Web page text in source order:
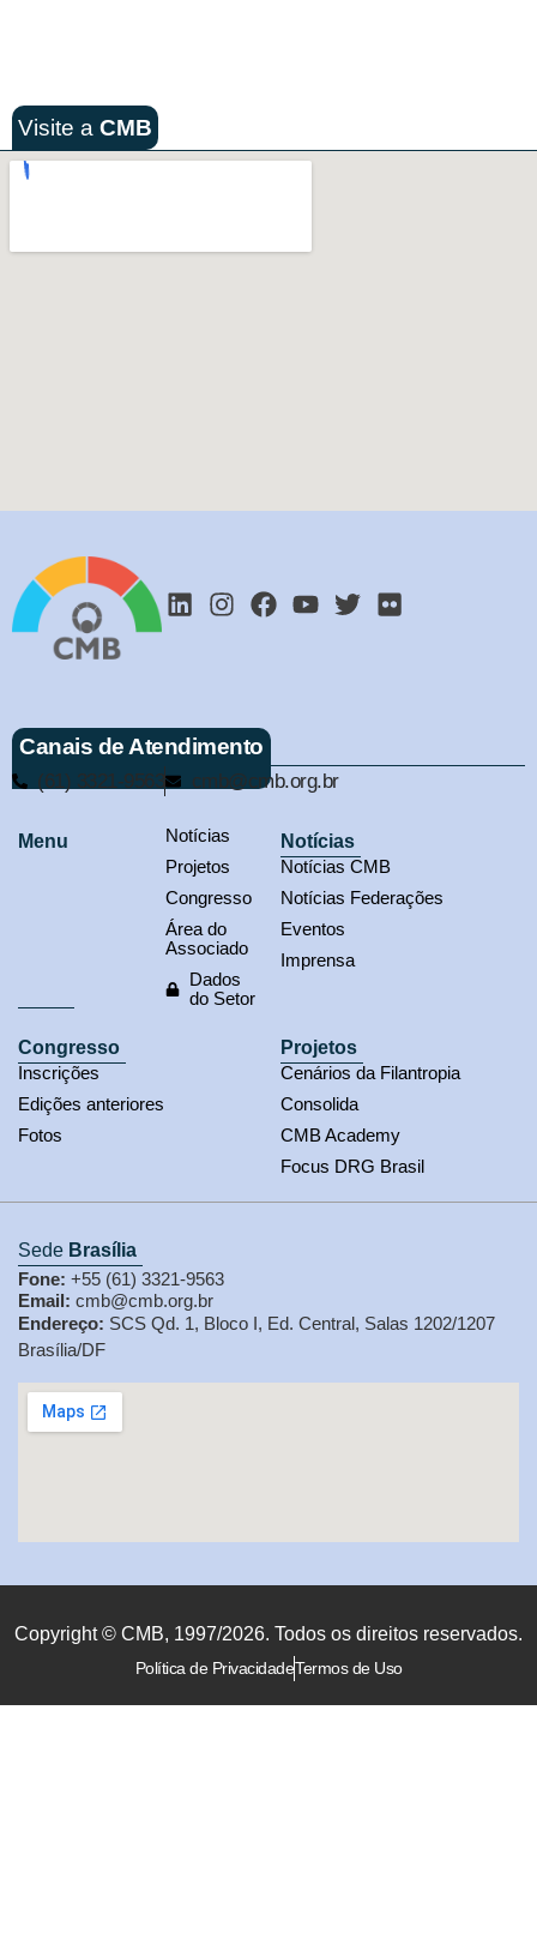
Visite a CMB
Canais de Atendimento
(61) 3321-9563 cmb@cmb.org.br
Menu
Notícias
Projetos
Congresso
Área do
Associado
Dados
do Setor
Notícias
Notícias CMB
Notícias Federações
Eventos
Imprensa
Congresso
Inscrições
Edições anteriores
Fotos
Projetos
Cenários da Filantropia
Consolida
CMB Academy
Focus DRG Brasil
Sede Brasília
Fone: +55 (61) 3321-9563
Email: cmb@cmb.org.br
Endereço: SCS Qd. 1, Bloco I, Ed. Central, Salas 1202/1207
Brasília/DF
Copyright © CMB, 1997/2026. Todos os direitos reservados.
Política de PrivacidadeTermos de Uso